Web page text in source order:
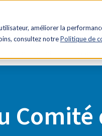
améliorer la
consultez notrePolitique de